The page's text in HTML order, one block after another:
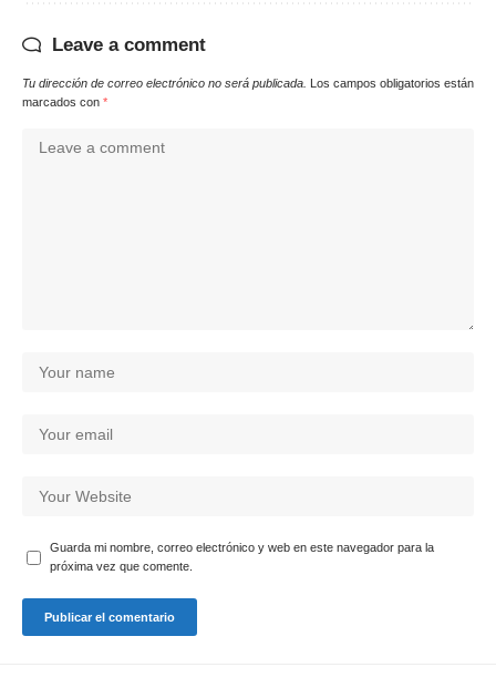
Leave a comment
Tu dirección de correo electrónico no será publicada. Los campos obligatorios están
marcados con *
Guarda mi nombre, correo electrónico y web en este navegador para la
próxima vez que comente.